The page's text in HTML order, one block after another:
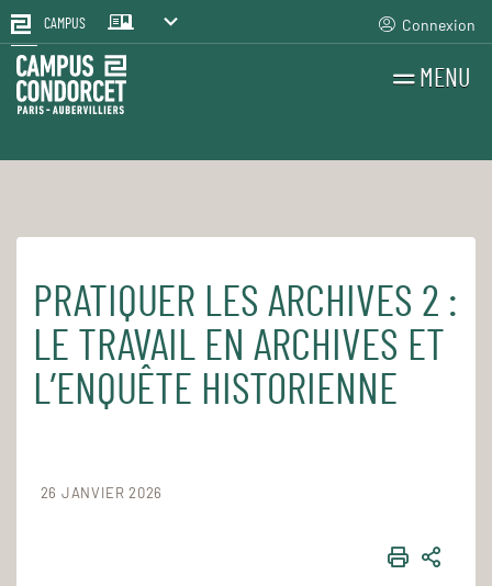
CAMPUS Connexion
MENU
Accueil Pour le quotidien Les cours et séminaires
PRATIQUER LES ARCHIVES 2 :
LE TRAVAIL EN ARCHIVES ET
L’ENQUÊTE HISTORIENNE
26 JANVIER 2026